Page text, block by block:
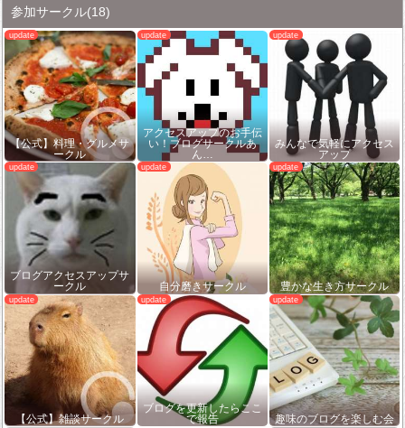
参加サークル(18)
【公式】料理・グルメサ
ークル
アクセスアップのお手伝
い！ブログサークルあ
ん…
みんなで気軽にアクセス
アップ
ブログアクセスアップサ
ークル
自分磨きサークル 豊かな生き方サークル
【公式】雑談サークル
ブログを更新したらここ
で報告
趣味のブログを楽しむ会